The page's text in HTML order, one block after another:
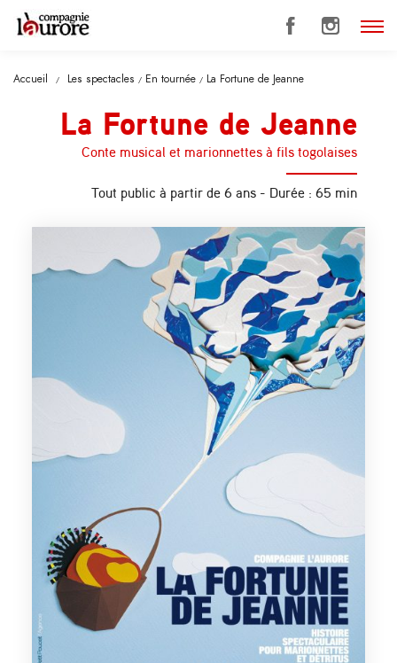
Accueil / Les spectacles / En tournée / La Fortune de Jeanne
La Fortune de Jeanne
Conte musical et marionnettes à fils togolaises
Tout public à partir de 6 ans - Durée : 65 min